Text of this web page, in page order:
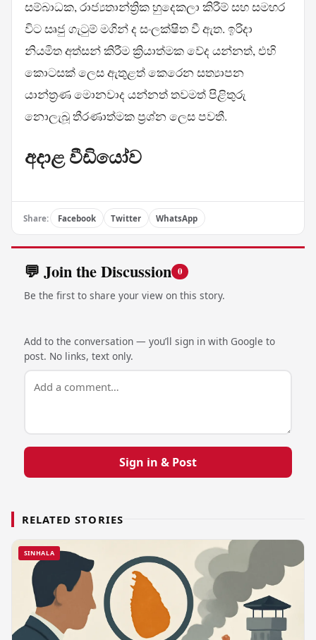
සම්බාධක, රාජ්‍යතාන්ත්‍රික හුදෙකලා කිරීම් සහ සමහර
විට සෘජු ගැටුම් මගින් ද සංලක්ෂිත වී ඇත. ඉරිදා
නියමිත අත්සන් කිරීම ක්‍රියාත්මක වේද යන්නත්, එහි
කොටසක් ලෙස ඇතුළත් කෙරෙන සත්‍යාපන
යාන්ත්‍රණ මොනවාද යන්නත් තවමත් පිළිතුරු
නොලැබූ තීරණාත්මක ප්‍රශ්න ලෙස පවතී.
අදාළ වීඩියෝව
Share: Facebook Twitter WhatsApp
💬 Join the Discussion 0
Be the first to share your view on this story.
Add to the conversation — you’ll sign in with Google to
post. No links, text only.
Sign in & Post
RELATED STORIES
SINHALA